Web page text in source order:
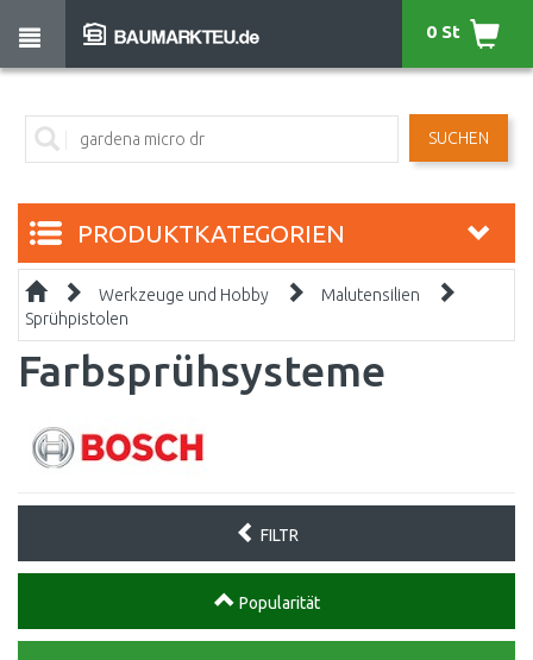
SUCHEN
0 St
PRODUKTKATEGORIEN
Werkzeuge und Hobby
Malutensilien
Sprühpistolen
Farbsprühsysteme
FILTR
Popularität